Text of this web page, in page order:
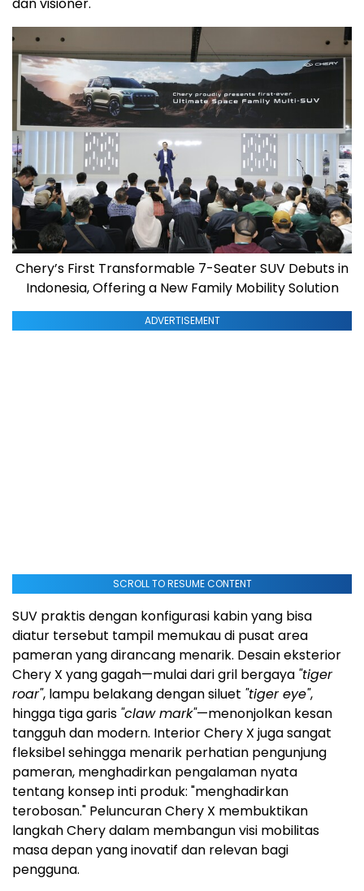
Chery’s First Transformable 7-Seater SUV Debuts in
Indonesia, Offering a New Family Mobility Solution
ADVERTISEMENT
SCROLL TO RESUME CONTENT
SUV praktis dengan konfigurasi kabin yang bisa
diatur tersebut tampil memukau di pusat area
pameran yang dirancang menarik. Desain eksterior
Chery X yang gagah—mulai dari gril bergaya "tiger
roar", lampu belakang dengan siluet "tiger eye",
hingga tiga garis "claw mark"—menonjolkan kesan
tangguh dan modern. Interior Chery X juga sangat
fleksibel sehingga menarik perhatian pengunjung
pameran, menghadirkan pengalaman nyata
tentang konsep inti produk: "menghadirkan
terobosan." Peluncuran Chery X membuktikan
langkah Chery dalam membangun visi mobilitas
masa depan yang inovatif dan relevan bagi
pengguna.